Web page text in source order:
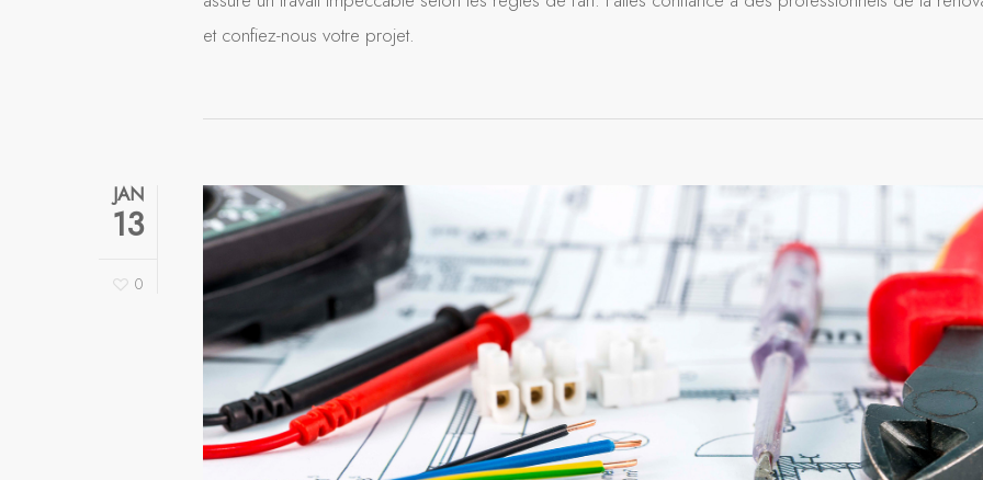
et confiez-nous votre projet.
JAN
13
0